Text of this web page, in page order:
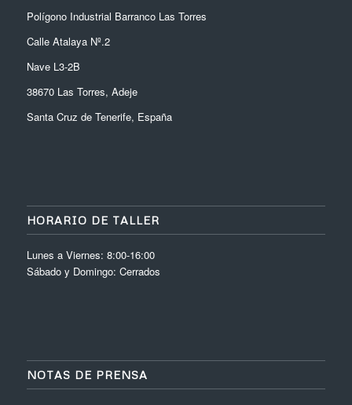
Polígono Industrial Barranco Las Torres
Calle Atalaya Nº.2
Nave L3-2B
38670 Las Torres, Adeje
Santa Cruz de Tenerife, España
HORARIO DE TALLER
Lunes a Viernes: 8:00-16:00
Sábado y Domingo: Cerrados
NOTAS DE PRENSA